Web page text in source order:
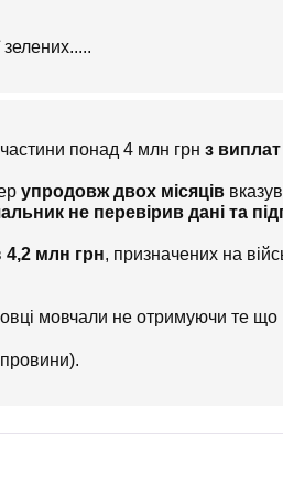
понад 4 млн грн з виплат
упродовж двох місяців
не перевірив дані та
4,2 млн грн, призначених на
мовчали не отримуючи те